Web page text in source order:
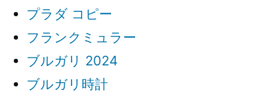
プラダ コピー
フランクミュラー
ブルガリ 2024
ブルガリ時計